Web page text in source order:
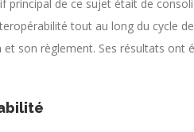
principal de ce sujet était de
tout au long du cycle
son règlement. Ses résultats ont